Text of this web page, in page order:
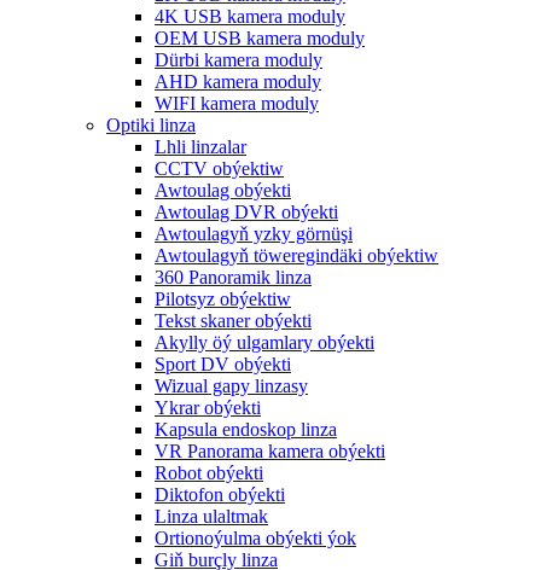
4K USB kamera moduly
OEM USB kamera moduly
Dürbi kamera moduly
AHD kamera moduly
WIFI kamera moduly
Optiki linza
Lhli linzalar
CCTV obýektiw
Awtoulag obýekti
Awtoulag DVR obýekti
Awtoulagyň yzky görnüşi
Awtoulagyň töweregindäki obýektiw
360 Panoramik linza
Pilotsyz obýektiw
Tekst skaner obýekti
Akylly öý ulgamlary obýekti
Sport DV obýekti
Wizual gapy linzasy
Ykrar obýekti
Kapsula endoskop linza
VR Panorama kamera obýekti
Robot obýekti
Diktofon obýekti
Linza ulaltmak
Ortionoýulma obýekti ýok
Giň burçly linza